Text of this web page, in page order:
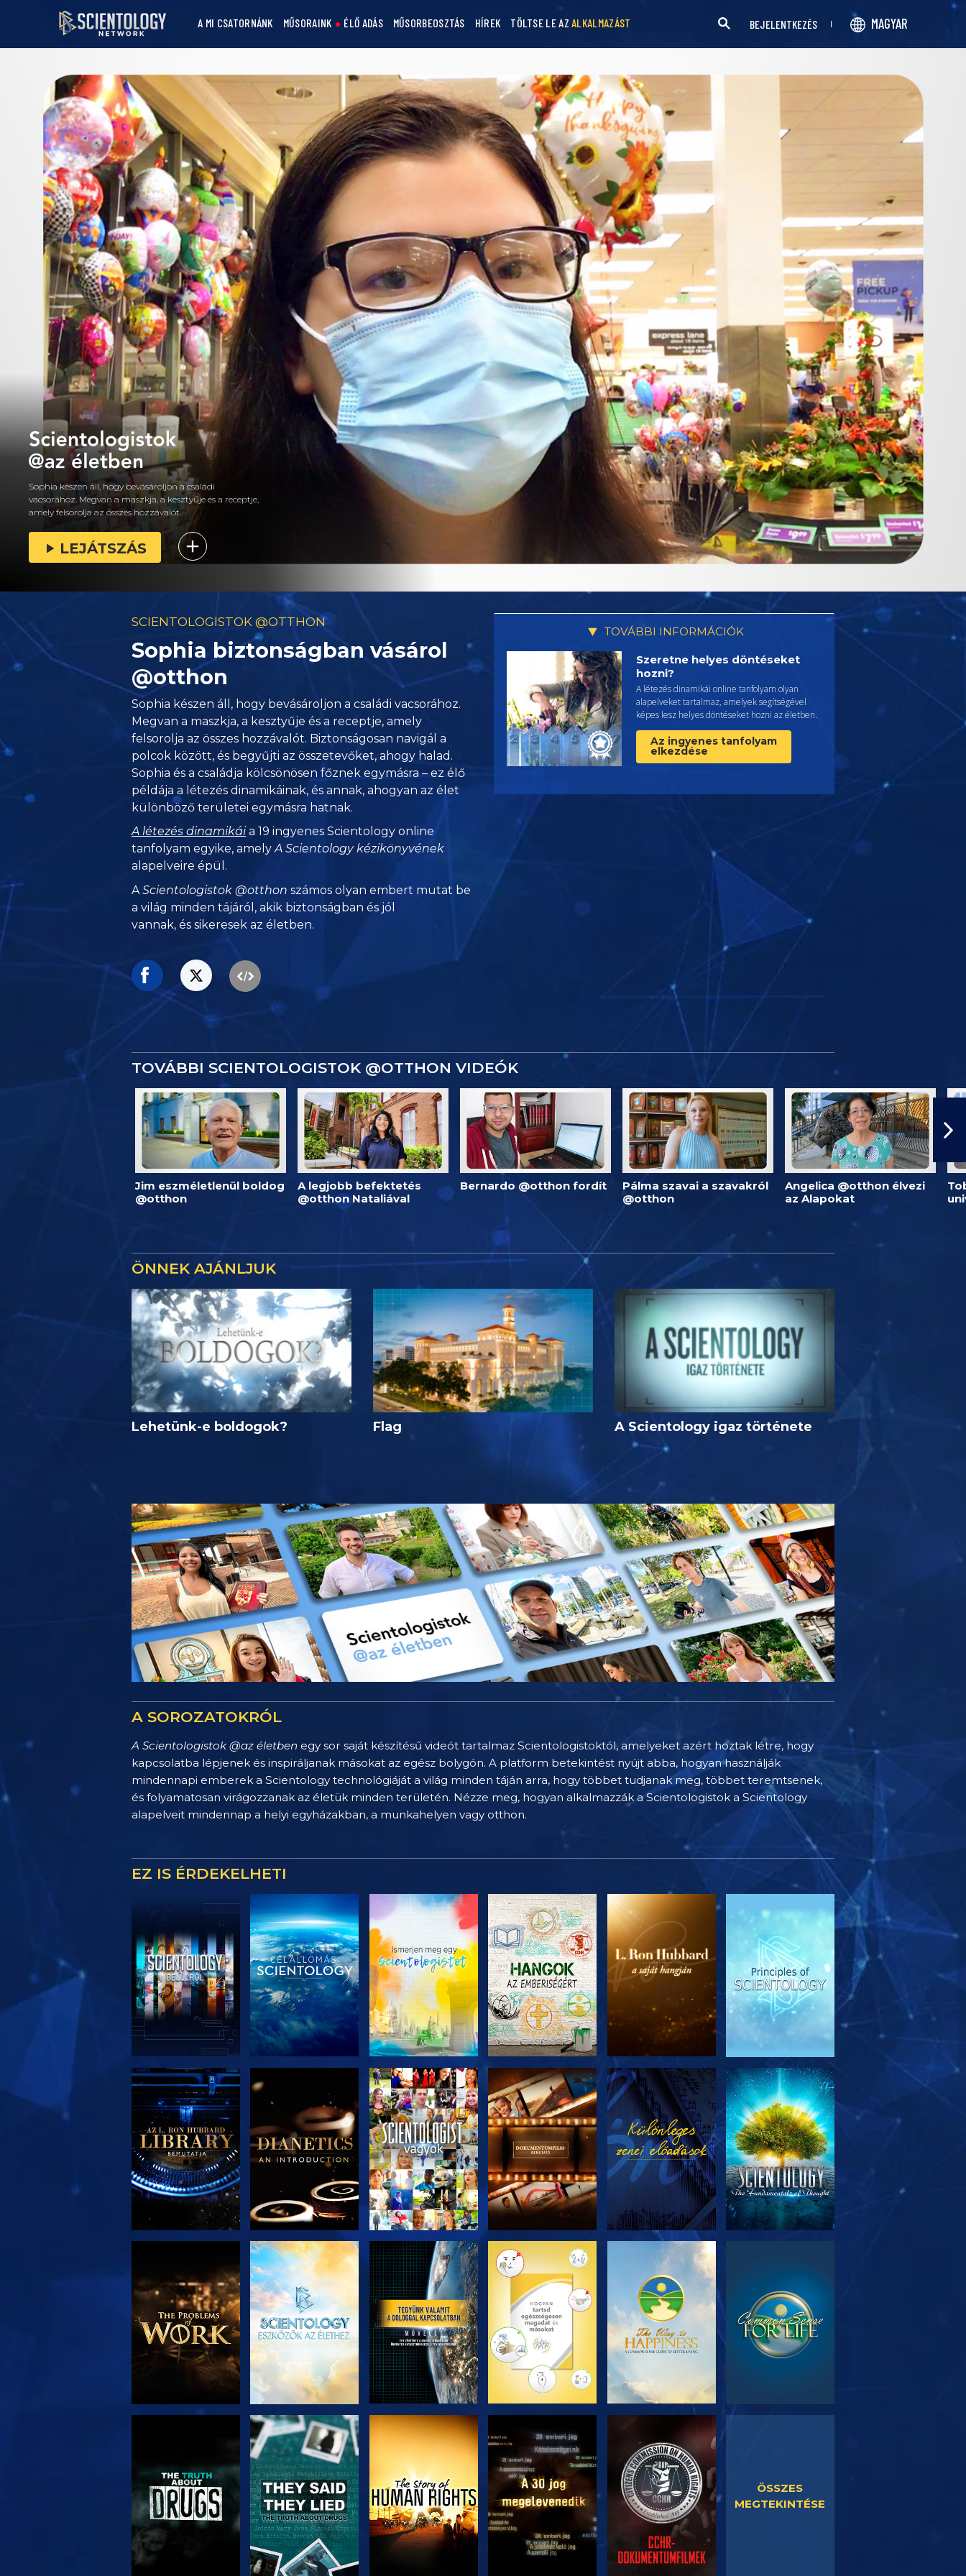
A MI CSATORNÁNK MŰSORAINK ÉLŐ ADÁS MŰSORBEOSZTÁS HÍREK TÖLTSE LE AZALKALMAZÁST BEJELENTKEZÉS MAGYAR
Sophia készen áll, hogy bevásároljon a családi
vacsorához. Megvan a maszkja, a kesztyűje és a receptje,
amely felsorolja az összes hozzávalót.
LEJÁTSZÁS
SCIENTOLOGISTOK @OTTHON
Sophia biztonságban vásárol
@otthon
Sophia készen áll, hogy bevásároljon a családi vacsorához.
Megvan a maszkja, a kesztyűje és a receptje, amely
felsorolja az összes hozzávalót. Biztonságosan navigál a
polcok között, és begyűjti az összetevőket, ahogy halad.
Sophia és a családja kölcsönösen főznek egymásra – ez élő
példája a létezés dinamikáinak, és annak, ahogyan az élet
különböző területei egymásra hatnak.
A létezés dinamikáia 19 ingyenes Scientology online
tanfolyam egyike, amelyA Scientology kézikönyvének
alapelveire épül.
AScientologistok @otthon számos olyan embert mutat be
a világ minden tájáról, akik biztonságban és jól
vannak, és sikeresek az életben.
TOVÁBBI INFORMÁCIÓK
Szeretne helyes döntéseket
hozni?
A létezés dinamikái online tanfolyam olyan
alapelveket tartalmaz, amelyek segítségével
képes lesz helyes döntéseket hozni az életben.
Az ingyenes tanfolyam
elkezdése
TOVÁBBI SCIENTOLOGISTOK @OTTHON VIDEÓK
Jim eszméletlenül boldog
@otthon
A legjobb befektetés
@otthon Nataliával
Bernardo @otthon fordít
Pálma szavai a szavakról
@otthon
Angelica @otthon élvezi
az Alapokat
ÖNNEK AJÁNLJUK
Lehetünk-e boldogok? Flag A Scientology igaz története
A SOROZATOKRÓL
A Scientologistok @az életben egy sor saját készítésű videót tartalmaz Scientologistoktól, amelyeket azért hoztak létre, hogy
kapcsolatba lépjenek és inspiráljanak másokat az egész bolygón. A platform betekintést nyújt abba, hogyan használják
mindennapi emberek a Scientology technológiáját a világ minden táján arra, hogy többet tudjanak meg, többet teremtsenek,
és folyamatosan virágozzanak az életük minden területén. Nézze meg, hogyan alkalmazzák a Scientologistok a Scientology
alapelveit mindennap a helyi egyházakban, a munkahelyen vagy otthon.
EZ IS ÉRDEKELHETI
A SOROZAT
RÉSZEI
A SOROZAT
RÉSZEI
A SOROZAT
RÉSZEI
A SOROZAT
RÉSZEI
A SOROZAT
RÉSZEI
MŰSORNÉZÉS
A SOROZAT
RÉSZEI
MŰSORNÉZÉS
A SOROZAT
RÉSZEI
A SOROZAT
RÉSZEI
A SOROZAT
RÉSZEI
MŰSORNÉZÉS MŰSORNÉZÉS MŰSORNÉZÉS MŰSORNÉZÉS
ÖSSZES
MEGTEKINTÉSE